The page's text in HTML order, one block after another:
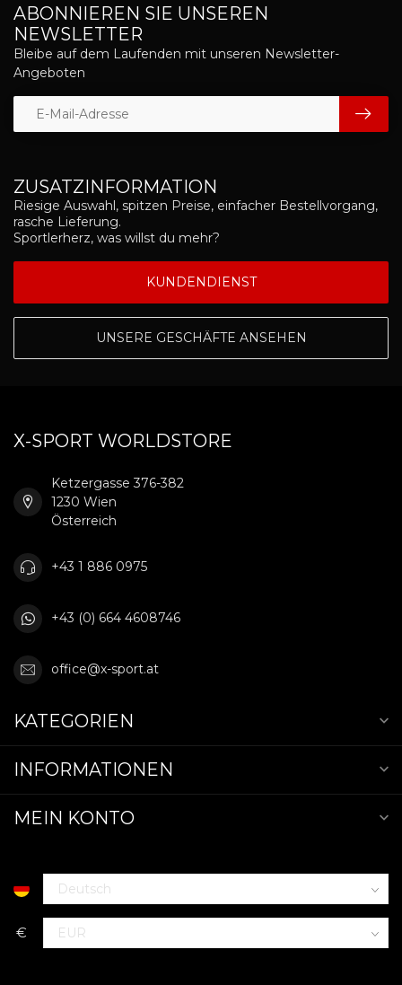
ZUSATZINFORMATION
Riesige Auswahl, spitzen Preise, einfacher Bestellvorgang,
rasche Lieferung.
Sportlerherz, was willst du mehr?
KUNDENDIENST
UNSERE GESCHÄFTE ANSEHEN
ABONNIEREN SIE UNSEREN
NEWSLETTER
Bleibe auf dem Laufenden mit unseren Newsletter-
Angeboten
X-SPORT WORLDSTORE
Ketzergasse 376-382
1230 Wien
Österreich
+43 1 886 0975
+43 (0) 664 4608746
office@x-sport.at
KATEGORIEN
INFORMATIONEN
MEIN KONTO
€